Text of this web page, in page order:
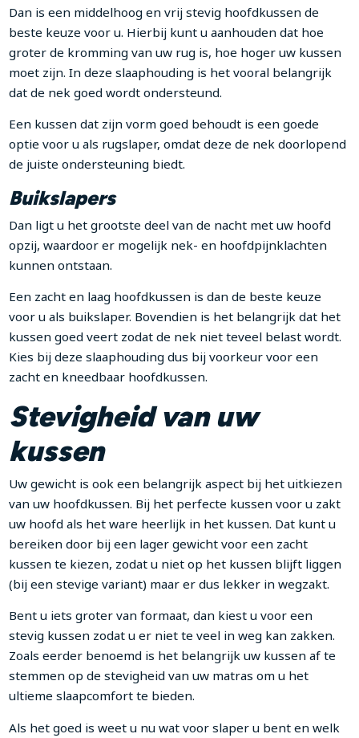
Dan is een middelhoog en vrij stevig hoofdkussen de
beste keuze voor u. Hierbij kunt u aanhouden dat hoe
groter de kromming van uw rug is, hoe hoger uw kussen
moet zijn. In deze slaaphouding is het vooral belangrijk
dat de nek goed wordt ondersteund.
Een kussen dat zijn vorm goed behoudt is een goede
optie voor u als rugslaper, omdat deze de nek doorlopend
de juiste ondersteuning biedt.
Buikslapers
Dan ligt u het grootste deel van de nacht met uw hoofd
opzij, waardoor er mogelijk nek- en hoofdpijnklachten
kunnen ontstaan.
Een zacht en laag hoofdkussen is dan de beste keuze
voor u als buikslaper. Bovendien is het belangrijk dat het
kussen goed veert zodat de nek niet teveel belast wordt.
Kies bij deze slaaphouding dus bij voorkeur voor een
zacht en kneedbaar hoofdkussen.
Stevigheid van uw
kussen
Uw gewicht is ook een belangrijk aspect bij het uitkiezen
van uw hoofdkussen. Bij het perfecte kussen voor u zakt
uw hoofd als het ware heerlijk in het kussen. Dat kunt u
bereiken door bij een lager gewicht voor een zacht
kussen te kiezen, zodat u niet op het kussen blijft liggen
(bij een stevige variant) maar er dus lekker in wegzakt.
Bent u iets groter van formaat, dan kiest u voor een
stevig kussen zodat u er niet te veel in weg kan zakken.
Zoals eerder benoemd is het belangrijk uw kussen af te
stemmen op de stevigheid van uw matras om u het
ultieme slaapcomfort te bieden.
Als het goed is weet u nu wat voor slaper u bent en welk